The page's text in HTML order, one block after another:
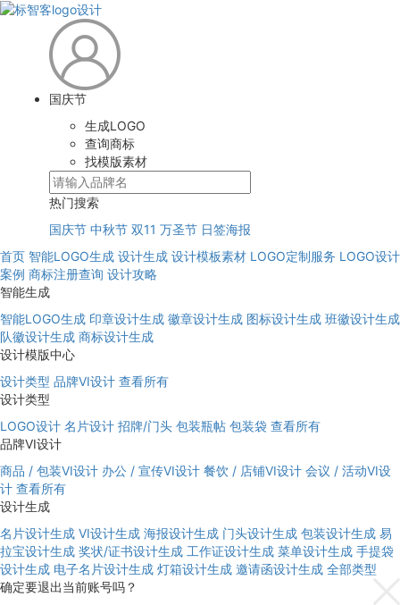
国庆节
生成LOGO
查询商标
找模版素材
热门搜索
国庆节 中秋节 双11 万圣节 日签海报
首页 智能LOGO生成 设计生成 设计模板素材 LOGO定制服务 LOGO设计
案例 商标注册查询 设计攻略
智能生成
智能LOGO生成 印章设计生成 徽章设计生成 图标设计生成 班徽设计生成
队徽设计生成 商标设计生成
设计模版中心
设计类型 品牌VI设计 查看所有
设计类型
LOGO设计 名片设计 招牌/门头 包装瓶帖 包装袋 查看所有
品牌VI设计
商品 / 包装VI设计 办公 / 宣传VI设计 餐饮 / 店铺VI设计 会议 / 活动VI设
计 查看所有
设计生成
名片设计生成 VI设计生成 海报设计生成 门头设计生成 包装设计生成 易
拉宝设计生成 奖状/证书设计生成 工作证设计生成 菜单设计生成 手提袋
设计生成 电子名片设计生成 灯箱设计生成 邀请函设计生成 全部类型
确定要退出当前账号吗？